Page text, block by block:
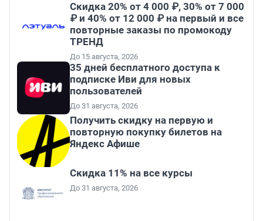
Скидка 20% от 4 000 ₽, 30% от 7 000
₽ и 40% от 12 000 ₽ на первый и все
повторные заказы по промокоду
ТРЕНД
До 15 августа, 2026
35 дней бесплатного доступа к
подписке Иви для новых
пользователей
До 31 августа, 2026
Получить скидку на первую и
повторную покупку билетов на
Яндекс Афише
Скидка 11% на все курсы
До 31 августа, 2026